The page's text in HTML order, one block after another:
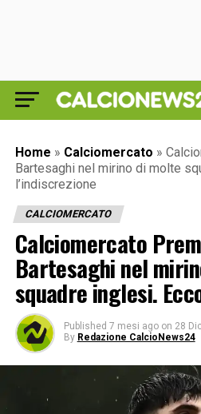
Home » Calciomercato »
Bartesaghi nel mirino di molte
l’indiscrezione
CALCIOMERCATO
Calciomercato
Bartesaghi nel
squadre inglesi.
Published 7 mesi ago on 28
By Redazione CalcioNews24